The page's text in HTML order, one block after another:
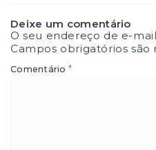
Deixe um comentário
O seu endereço de e-
Campos obrigatórios
Comentário *